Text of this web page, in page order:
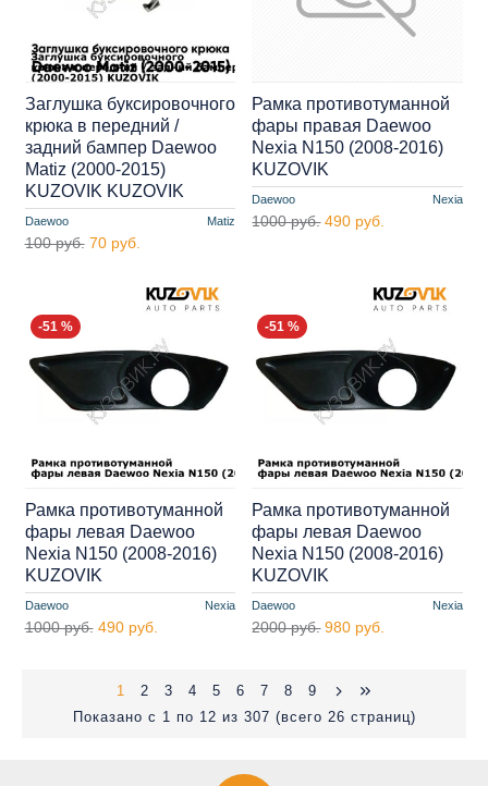
Daewoo Matiz
Заглушка буксировочного
крюка в передний /
задний бампер Daewoo
Matiz (2000-2015)
KUZOVIK KUZOVIK
100 руб. 70 руб.
Daewoo Nexia
Рамка противотуманной
фары правая Daewoo
Nexia N150 (2008-2016)
KUZOVIK
1000 руб. 490 руб.
-51 %
Daewoo Nexia
Рамка противотуманной
фары левая Daewoo
Nexia N150 (2008-2016)
KUZOVIK
1000 руб. 490 руб.
-51 %
Daewoo Nexia
Рамка противотуманной
фары левая Daewoo
Nexia N150 (2008-2016)
KUZOVIK
2000 руб. 980 руб.
1 2 3 4 5 6 7 8
9
Показано с 1 по 12 из 307 (всего 26 страниц)